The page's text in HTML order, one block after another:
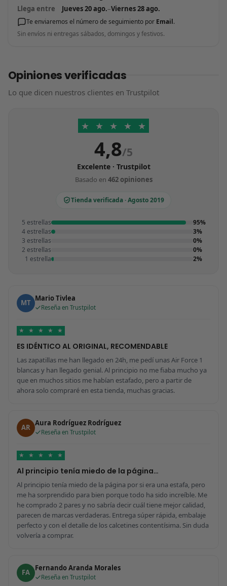
Llega entre
Jueves 20 ago.–Viernes 28 ago.
Te enviaremos el número de seguimiento por Email.
Sin envíos ni entregas sábados, domingos y festivos.
Opiniones verificadas
Lo que dicen nuestros clientes en Trustpilot
★ ★ ★ ★ ★
4,8/5
Excelente · Trustpilot
Basado en 462 opiniones
Tienda verificada · Agosto 2019
5 estrellas
95%
4 estrellas
3%
3 estrellas
0%
2 estrellas
0%
1 estrella
2%
MT Mario Tivlea
Reseña en Trustpilot
★ ★ ★ ★ ★
ES IDÉNTICO AL ORIGINAL, RECOMENDABLE
Las zapatillas me han llegado en 24h, me pedí unas Air Force 1
blancas y han llegado genial. Al principio no me fiaba mucho ya
que en muchos sitios me habían estafado, pero a partir de
ahora solo compraré en esta tienda, muchas gracias.
AR Aura Rodríguez Rodríguez
Reseña en Trustpilot
★ ★ ★ ★ ★
Al principio tenía miedo de la página…
Al principio tenía miedo de la página por si era una estafa, pero
me ha sorprendido para bien porque todo ha sido increíble. Me
he comprado 2 pares y no sabría decir cuál tiene mejor calidad,
parecen de marcas verdaderas. Entrega súper rápida, embalaje
perfecto y con el detalle de los calcetines contentísima. Sin duda
volvería a comprar.
FA Fernando Aranda Morales
Reseña en Trustpilot